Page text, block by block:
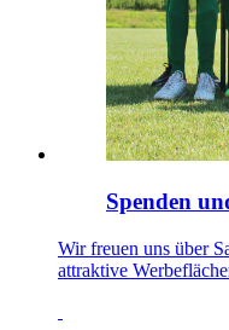
Spenden
Wir freuen uns über
attraktive